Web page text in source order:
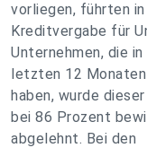
vorliegen, führten
Kreditvergabe für
Unternehmen, die in
letzten 12
haben, wurde dieser
bei 86 Prozent
abgelehnt. Bei den